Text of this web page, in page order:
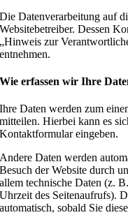
Die Datenverarbeitung auf
Websitebetreiber. Dessen
„Hinweis zur
entnehmen.
Wie erfassen wir Ihre
Ihre Daten werden zum
mitteilen. Hierbei kann es
Kontaktformular eingeben.
Andere Daten werden
Besuch der Website durch
allem technische Daten (z.
Uhrzeit des Seitenaufrufs).
automatisch, sobald Sie